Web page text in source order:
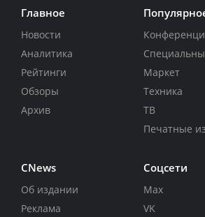
Главное
Новости
Аналитика
Рейтинги
Обзоры
Архив
Маркет
Техника
ТВ
Печатные
CNews
Об издании
Реклама
Соцсети
Max
VK